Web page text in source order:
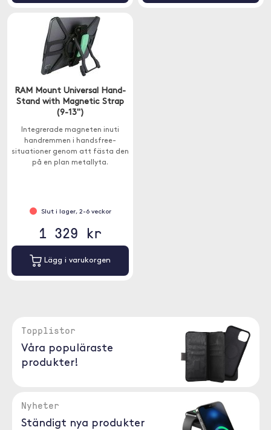
RAM Mount Universal Hand-
Stand with Magnetic Strap
(9-13")
Integrerade magneten inuti
handremmen i handsfree-
situationer genom att fästa den
på en plan metallyta.
Slut i lager, 2-6 veckor
1 329 kr
Lägg i varukorgen
Topplistor
Våra populäraste
produkter!
Nyheter
Ständigt nya produkter